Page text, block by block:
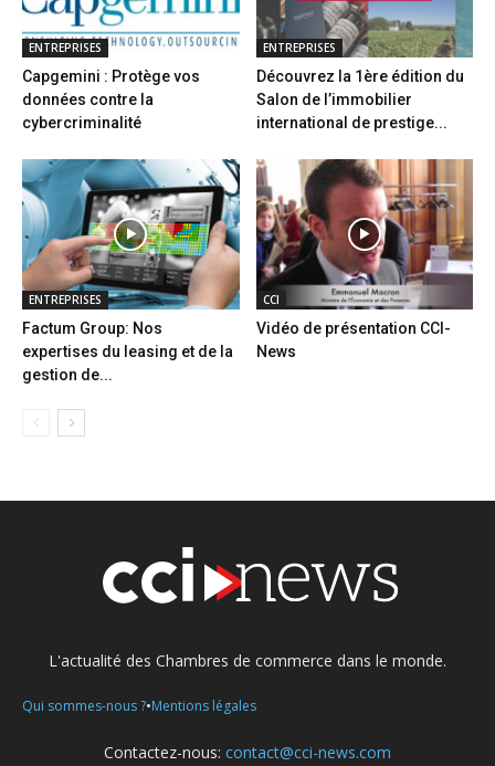
ENTREPRISES
Capgemini : Protège vos
données contre la
cybercriminalité
ENTREPRISES
Découvrez la 1ère édition du
Salon de l’immobilier
international de prestige...
ENTREPRISES
Factum Group: Nos
expertises du leasing et de la
gestion de...
CCI
Vidéo de présentation CCI-
News
L'actualité des Chambres de commerce dans le monde.
Qui sommes-nous ?•Mentions légales
Contactez-nous: contact@cci-news.com